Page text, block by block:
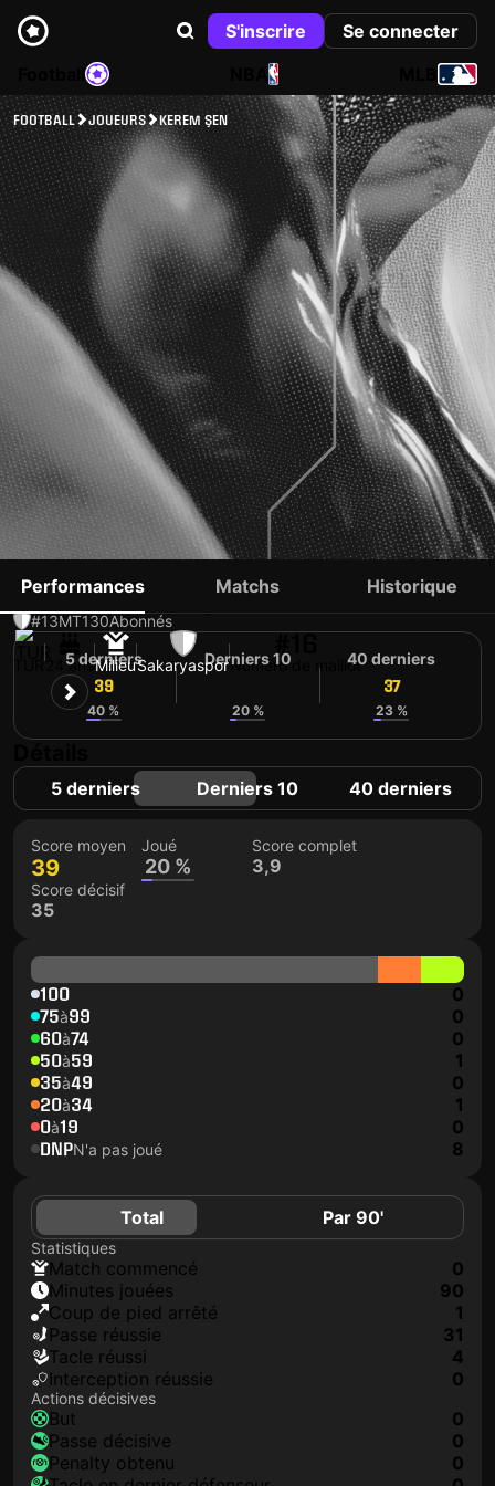
S'inscrire
Se connecter
NBA
FOOTBALL JOUEURS KEREM ŞEN
KEREM ŞEN
#13MT130Abonnés
24 ansMilieuSakaryasporNuméro de maillot
Performances Matchs Historique
5 derniers
39
40 %
Derniers 10
20 %
40 derniers
37
23 %
5 derniers Derniers 10 40 derniers
Score moyen
39
Joué
20 %
Score complet
3,9
Score décisif
35
100 0
75à99 0
60à74 0
50à59 1
35à49 0
20à34 1
0à19 0
DNPN'a pas joué 8
Total Par 90'
Statistiques
match commencé
0
minutes jouées
90
coup de pied arrêté
1
Passe réussie
31
tacle réussi
4
interception réussie
0
Actions décisives
but
0
passe décisive
0
penalty obtenu
0